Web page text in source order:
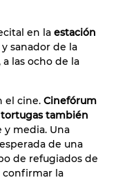
en la estación
sanador de la
a las ocho de la
el cine. Cinefórum
también
y media. Una
de una
de refugiados de
confirmar la